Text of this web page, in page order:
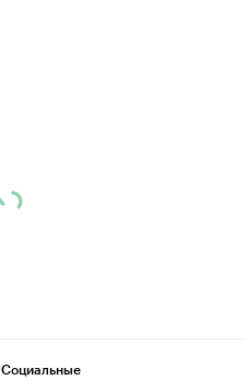
Социальные